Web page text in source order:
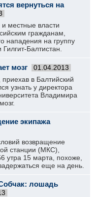
вернуться на
и местные власти
гражданам,
нападения на группу
Балтистан.
мозг 01.04.2013
в Балтийский
узнать у директора
Владимира
экипажа
возвращение
станции (МКС),
утра 15 марта, похоже,
еще на день.
лошадь